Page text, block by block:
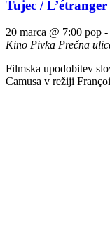
Tujec / L’étranger
20 marca @ 7:00 pop -
Kino Pivka Prečna
Filmska upodobitev
Camusa v režiji